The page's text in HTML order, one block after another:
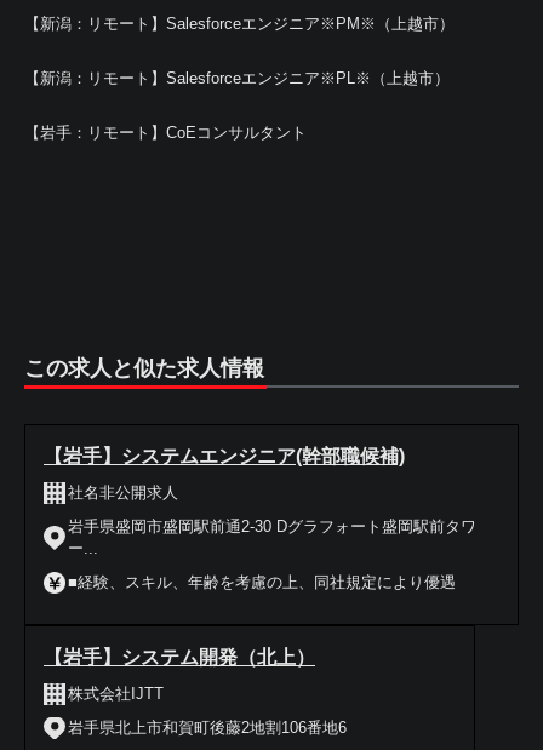
【新潟：リモート】Salesforceエンジニア※PM※（上越市）
【新潟：リモート】Salesforceエンジニア※PL※（上越市）
【岩手：リモート】CoEコンサルタント
この求人と似た求人情報
【岩手】システムエンジニア(幹部職候補)
社名非公開求人
岩手県盛岡市盛岡駅前通2-30 Dグラフォート盛岡駅前タワ
ー...
■経験、スキル、年齢を考慮の上、同社規定により優遇
【岩手】システム開発（北上）
株式会社IJTT
岩手県北上市和賀町後藤2地割106番地6